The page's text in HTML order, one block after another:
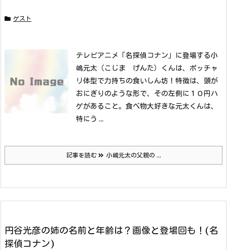
ゲスト
テレビアニメ「名探偵コナン」に登場する小
嶋元太（こじま げんた）くんは、ポッチャ
リ体型で力持ちの食いしん坊！ 特徴は、頭が
おにぎりのような形で、その左側に１０円ハ
ゲがあること。 食べ物大好きな元太くんは、
特にう ...
記事を読む 小嶋元太の父親の ...
円谷光彦の姉の名前と年齢は？画像と登場回も！(名
探偵コナン)